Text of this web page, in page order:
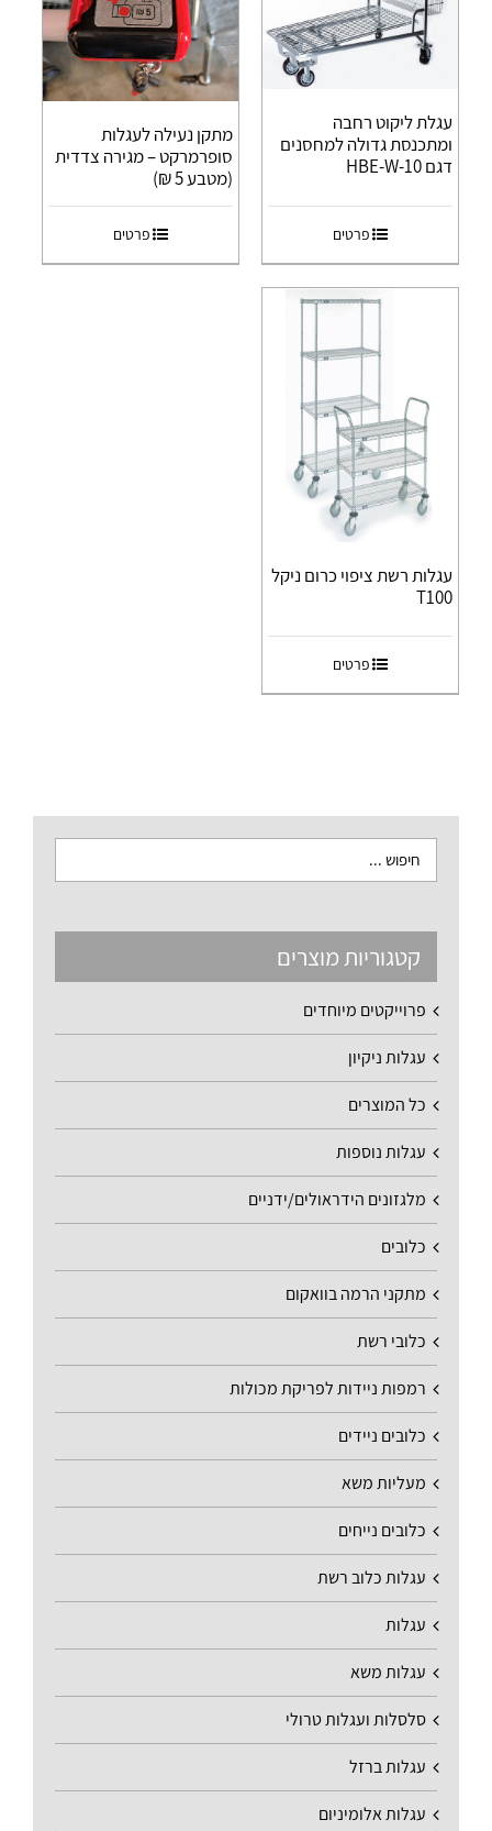
עגלת ליקוט רחבה
ומתכנסת גדולה למחסנים
דגם HBE-W-10
פרטים
מתקן נעילה לעגלות
סופרמרקט – מגירה צדדית
(מטבע 5 ₪)
פרטים
עגלות רשת ציפוי כרום ניקל
T100
פרטים
קטגוריות מוצרים
פרוייקטים מיוחדים
עגלות ניקיון
כל המוצרים
עגלות נוספות
מלגזונים הידראולים/ידניים
כלובים
מתקני הרמה בוואקום
כלובי רשת
רמפות ניידות לפריקת מכולות
כלובים ניידים
מעליות משא
כלובים נייחים
עגלות כלוב רשת
עגלות
עגלות משא
סלסלות ועגלות טרולי
עגלות ברזל
עגלות אלומיניום